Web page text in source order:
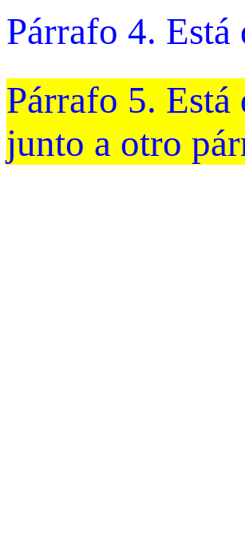
Párrafo 4.
Párrafo 5.
junto a otro